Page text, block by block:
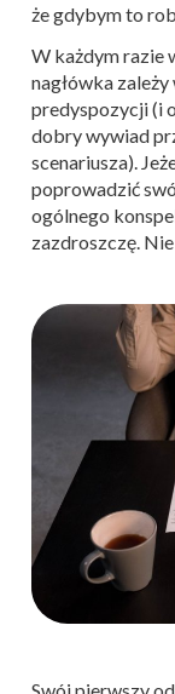
że gdybym to
W każdym razie
nagłówka zależy
predyspozycji (i
dobry wywiad
scenariusza).
poprowadzić
ogólnego
zazdroszczę.